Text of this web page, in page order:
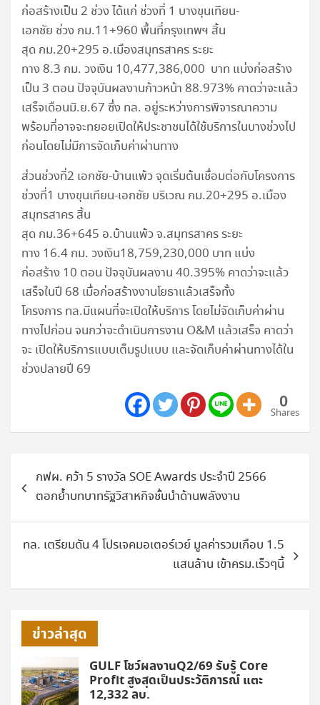
ก่อสร้างเป็น 2 ช่วง ได้แก่ ช่วงที่ 1 บางขุนเทียน-
เอกชัย ช่วง กม.11+960 พื้นที่กรุงเทพฯ สิ้น
สุด กม.20+295 อ.เมืองสมุทรสาคร ระยะ
ทาง 8.3 กม. วงเงิน 10,477,386,000 บาท แบ่งก่อสร้าง
เป็น 3 ตอน ปัจจุบันผลงานก้าวหน้า 88.973% คาดว่าจะแล้ว
เสร็จเดือนมิ.ย.67 ซึ่ง ทล. อยู่ระหว่างการพิจารณาความ
พร้อมที่อาจจะทยอยเปิดให้ประชาชนได้ใช้บริการในบางช่วงไป
ก่อนโดยไม่มีการจัดเก็บค่าผ่านทาง
ส่วนช่วงที่2 เอกชัย-บ้านแพ้ว จุดเริ่มต้นเชื่อมต่อกับโครงการ
ช่วงที่1 บางขุนเทียน-เอกชัย บริเวณ กม.20+295 อ.เมือง
สมุทรสาคร สิ้น
สุด กม.36+645 อ.บ้านแพ้ว จ.สมุทรสาคร ระยะ
ทาง 16.4 กม. วงเงิน18,759,230,000 บาท แบ่ง
ก่อสร้าง 10 ตอน ปัจจุบันผลงาน 40.395% คาดว่าจะแล้ว
เสร็จในปี 68 เมื่อก่อสร้างงานโยธาแล้วเสร็จทั้ง
โครงการ ทล.มีแผนที่จะเปิดให้บริการ โดยไม่จัดเก็บค่าผ่าน
ทางไปก่อน จนกว่าจะดำเนินการงาน O&M แล้วเสร็จ คาดว่า
จะ เปิดให้บริการแบบเต็มรูปแบบ และจัดเก็บค่าผ่านทางได้ใน
ช่วงปลายปี 69
0
Shares
เรื่องกฟผ. คว้า 5 รางวัล SOE Awards ประจำปี 2566
ตอกย้ำบทบาทรัฐวิสาหกิจชั้นนำด้านพลังงาน
ทล. เตรียมดัน 4 โปรเจคมอเตอร์เวย์ มูลค่ารวมเกือบ 1.5
แสนล้าน เข้าครม.เร็วๆนี้
ข่าวล่าสุด
GULF โชว์ผลงานQ2/69 รับรู้ Core
Profit สูงสุดเป็นประวัติการณ์ แตะ
12,332 ลบ.